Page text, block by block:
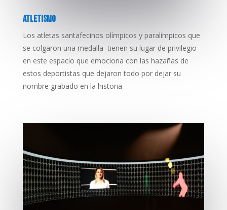
ATLETISMO
Los atletas santafecinos olímpicos y paralímpicos que
se colgaron una medalla tienen su lugar de privilegio
en este espacio que emociona con las hazañas de
estos deportistas que dejaron todo por dejar su
nombre grabado en la historia